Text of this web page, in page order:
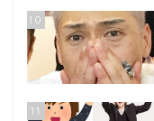
10
11